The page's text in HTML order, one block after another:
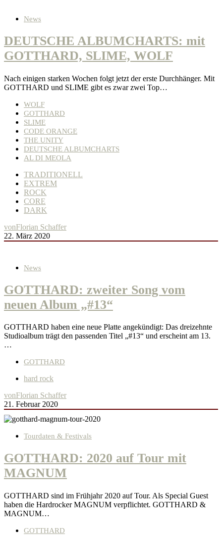
News
DEUTSCHE ALBUMCHARTS: mit
GOTTHARD, SLIME, WOLF
Nach einigen starken Wochen folgt jetzt der erste Durchhänger. Mit
GOTTHARD und SLIME gibt es zwar zwei Top…
WOLF
GOTTHARD
SLIME
CODE ORANGE
THE UNITY
DEUTSCHE ALBUMCHARTS
AL DI MEOLA
TRADITIONELL
EXTREM
ROCK
CORE
DARK
vonFlorian Schaffer
22. März 2020
News
GOTTHARD: zweiter Song vom
neuen Album „#13“
GOTTHARD haben eine neue Platte angekündigt: Das dreizehnte
Studioalbum trägt den passenden Titel „#13“ und erscheint am 13.
…
GOTTHARD
hard rock
vonFlorian Schaffer
21. Februar 2020
Tourdaten & Festivals
GOTTHARD: 2020 auf Tour mit
MAGNUM
GOTTHARD sind im Frühjahr 2020 auf Tour. Als Special Guest
haben die Hardrocker MAGNUM verpflichtet. GOTTHARD &
MAGNUM…
GOTTHARD